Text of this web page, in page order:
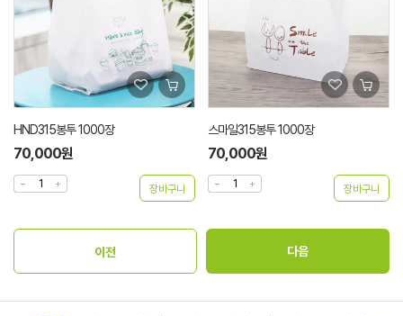
HND315봉투 1000장
70,000원
스마일315봉투 1000장
70,000원